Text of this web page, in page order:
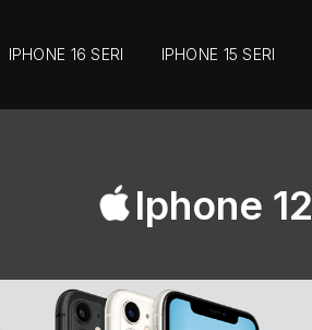
IPHONE 16 SERI IPHONE 15 SERI
Iphone 12